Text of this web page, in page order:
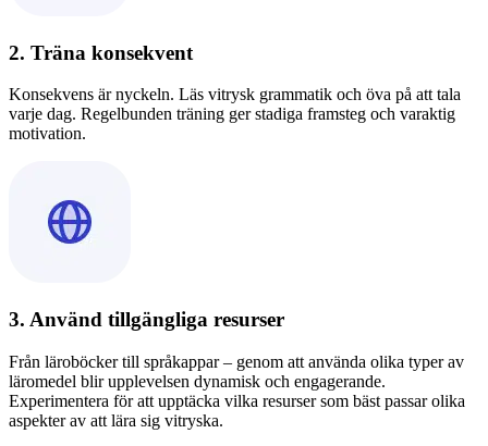
2. Träna konsekvent
Konsekvens är nyckeln. Läs vitrysk grammatik och öva på att tala
varje dag. Regelbunden träning ger stadiga framsteg och varaktig
motivation.
3. Använd tillgängliga resurser
Från läroböcker till språkappar – genom att använda olika typer av
läromedel blir upplevelsen dynamisk och engagerande.
Experimentera för att upptäcka vilka resurser som bäst passar olika
aspekter av att lära sig vitryska.